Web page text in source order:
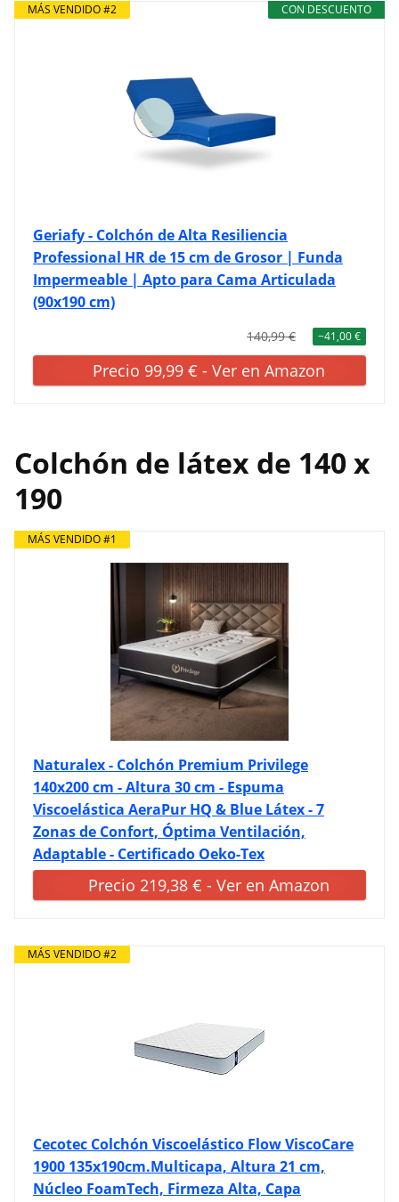
CON DESCUENTO
MÁS VENDIDO #2
Geriafy - Colchón de Alta Resiliencia
Professional HR de 15 cm de Grosor | Funda
Impermeable | Apto para Cama Articulada
(90x190 cm)
140,99 € −41,00 €
Precio 99,99 € - Ver en Amazon
Colchón de látex de 140 x
190
MÁS VENDIDO #1
Naturalex - Colchón Premium Privilege
140x200 cm - Altura 30 cm - Espuma
Viscoelástica AeraPur HQ & Blue Látex - 7
Zonas de Confort, Óptima Ventilación,
Adaptable - Certificado Oeko-Tex
Precio 219,38 € - Ver en Amazon
MÁS VENDIDO #2
Cecotec Colchón Viscoelástico Flow ViscoCare
1900 135x190cm.Multicapa, Altura 21 cm,
Núcleo FoamTech, Firmeza Alta, Capa